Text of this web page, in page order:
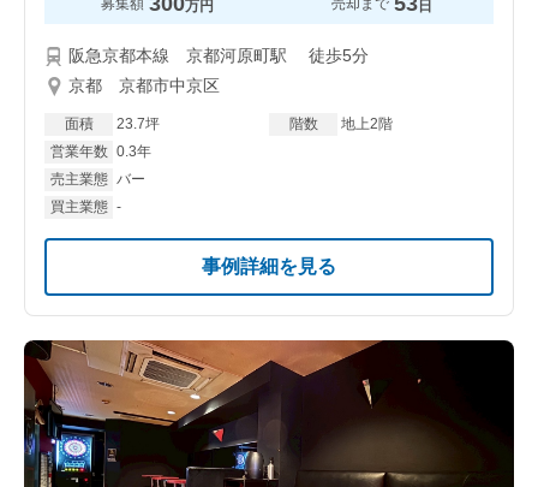
万円 日
阪急京都本線 京都河原町駅 徒歩5分
京都 京都市中京区
面積 23.7坪 階数
地上2階
営業年数 0.3年
売主業態 バー
買主業態 -
事例詳細を見る